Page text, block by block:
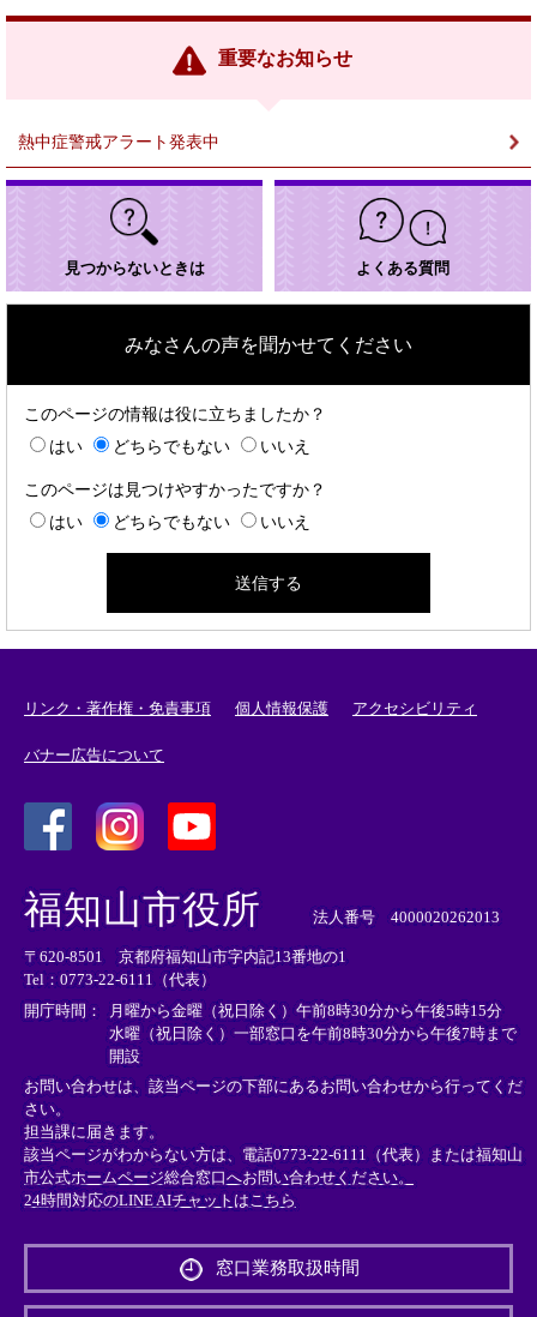
重要なお知らせ
熱中症警戒アラート発表中
見つからないときは よくある質問
みなさんの声を聞かせてください
このページの情報は役に立ちましたか？
はい
どちらでもない いいえ
このページは見つけやすかったですか？
はい
どちらでもない いいえ
リンク・著作権・免責事項 個人情報保護 アクセシビリティ
バナー広告について
外
部
リ
ン
ク
＞
外
リ
ン
ク
＞
外
部
ン
ク
＞
福知山市役所 法人番号 4000020262013
〒620-8501 京都府福知山市字内記13番地の1
Tel：0773-22-6111（代表）
開庁時間：
月曜から金曜（祝日除く）午前8時30分から午後5時15分
水曜（祝日除く）一部窓口を午前8時30分から午後7時まで
開設
お問い合わせは、該当ページの下部にあるお問い合わせから行ってくだ
さい。
担当課に届きます。
該当ページがわからない方は、電話0773-22-6111（代表）または福知山
市公式ホームページ総合窓口へお問い合わせください。
24時間対応のLINE AIチャットはこちら
外
リ
窓口業務取扱時間